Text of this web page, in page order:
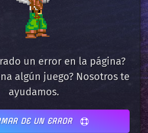
un error en la página?
algún juego? Nosotros te
ayudamos.
DE UN ERROR